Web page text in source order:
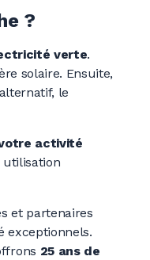
?
verte.
solaire. Ensuite,
le
activité
et partenaires
exceptionnels.
25 ansde